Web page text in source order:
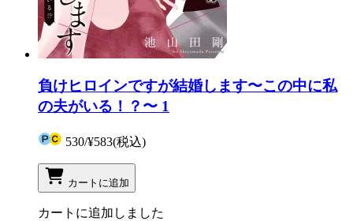
負けヒロインですが結婚します〜この中に私
の夫がいる！？〜 1
530/¥583(税込)
カートに追加
カートに追加しました